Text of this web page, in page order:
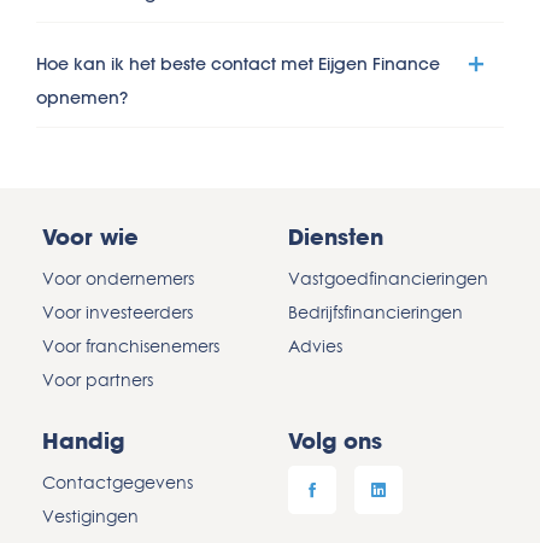
Hoe kan ik het beste contact met Eijgen Finance
opnemen?
Voor wie
Voor ondernemers
Voor investeerders
Voor franchisenemers
Voor partners
Diensten
Vastgoedfinancieringen
Bedrijfsfinancieringen
Advies
Handig
Contactgegevens
Vestigingen
Volg ons